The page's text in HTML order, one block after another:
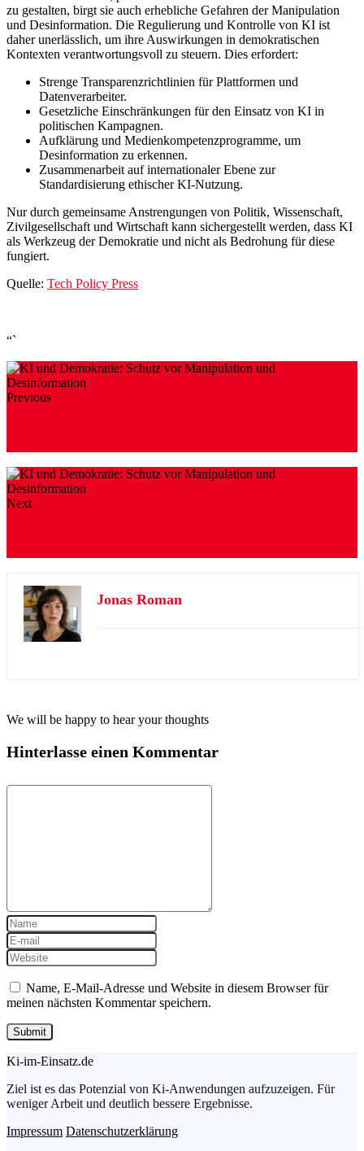
zu gestalten, birgt sie auch erhebliche Gefahren der Manipulation
und Desinformation. Die Regulierung und Kontrolle von KI ist
daher unerlässlich, um ihre Auswirkungen in demokratischen
Kontexten verantwortungsvoll zu steuern. Dies erfordert:
Strenge Transparenzrichtlinien für Plattformen und
Datenverarbeiter.
Gesetzliche Einschränkungen für den Einsatz von KI in
politischen Kampagnen.
Aufklärung und Medienkompetenzprogramme, um
Desinformation zu erkennen.
Zusammenarbeit auf internationaler Ebene zur
Standardisierung ethischer KI-Nutzung.
Nur durch gemeinsame Anstrengungen von Politik, Wissenschaft,
Zivilgesellschaft und Wirtschaft kann sichergestellt werden, dass KI
als Werkzeug der Demokratie und nicht als Bedrohung für diese
fungiert.
Quelle: Tech Policy Press
“`
Previous
Next
Jonas Roman
We will be happy to hear your thoughts
Hinterlasse einen Kommentar
Name, E-Mail-Adresse und Website in diesem Browser für
meinen nächsten Kommentar speichern.
Ki-im-Einsatz.de
Ziel ist es das Potenzial von Ki-Anwendungen aufzuzeigen. Für
weniger Arbeit und deutlich bessere Ergebnisse.
Impressum Datenschutzerklärung